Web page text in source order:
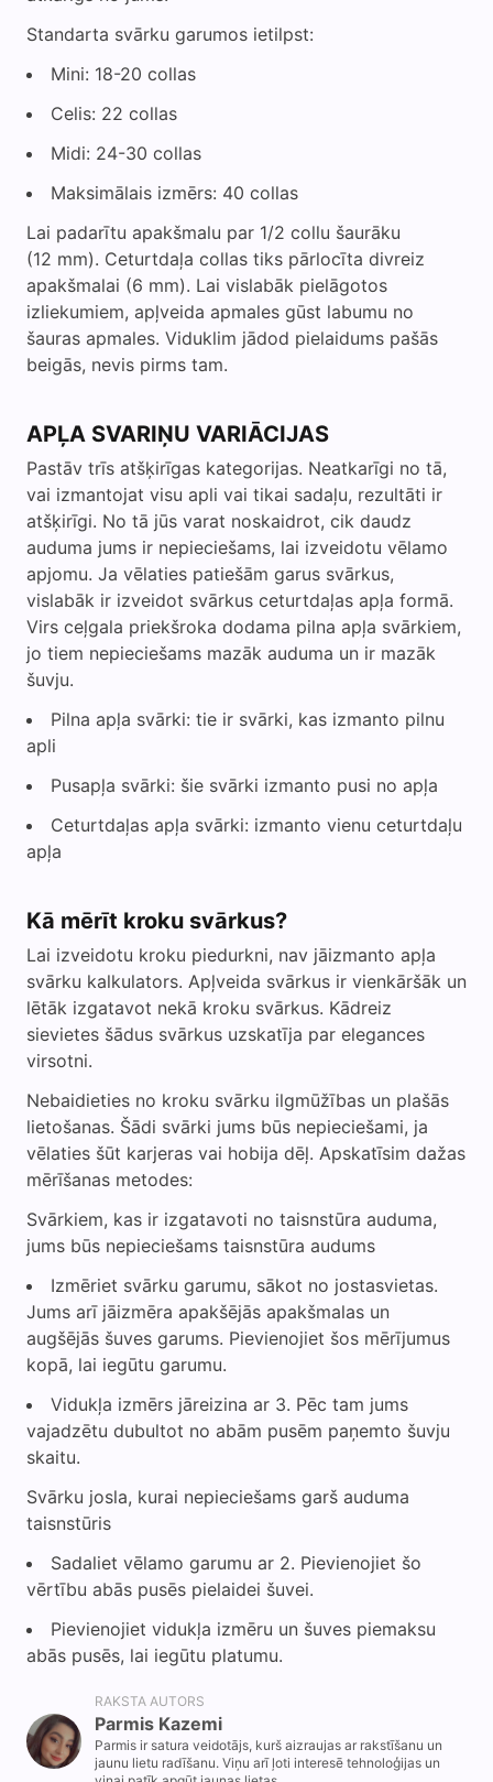
Standarta svārku garumos ietilpst:
Mini: 18-20 collas
Celis: 22 collas
Midi: 24-30 collas
Maksimālais izmērs: 40 collas
Lai padarītu apakšmalu par 1/2 collu šaurāku
(12 mm). Ceturtdaļa collas tiks pārlocīta divreiz
apakšmalai (6 mm). Lai vislabāk pielāgotos
izliekumiem, apļveida apmales gūst labumu no
šauras apmales. Viduklim jādod pielaidums pašās
beigās, nevis pirms tam.
APĻA SVARIŅU VARIĀCIJAS
Pastāv trīs atšķirīgas kategorijas. Neatkarīgi no tā,
vai izmantojat visu apli vai tikai sadaļu, rezultāti ir
atšķirīgi. No tā jūs varat noskaidrot, cik daudz
auduma jums ir nepieciešams, lai izveidotu vēlamo
apjomu. Ja vēlaties patiešām garus svārkus,
vislabāk ir izveidot svārkus ceturtdaļas apļa formā.
Virs ceļgala priekšroka dodama pilna apļa svārkiem,
jo tiem nepieciešams mazāk auduma un ir mazāk
šuvju.
Pilna apļa svārki: tie ir svārki, kas izmanto pilnu
apli
Pusapļa svārki: šie svārki izmanto pusi no apļa
Ceturtdaļas apļa svārki: izmanto vienu ceturtdaļu
apļa
Kā mērīt kroku svārkus?
Lai izveidotu kroku piedurkni, nav jāizmanto apļa
svārku kalkulators. Apļveida svārkus ir vienkāršāk un
lētāk izgatavot nekā kroku svārkus. Kādreiz
sievietes šādus svārkus uzskatīja par elegances
virsotni.
Nebaidieties no kroku svārku ilgmūžības un plašās
lietošanas. Šādi svārki jums būs nepieciešami, ja
vēlaties šūt karjeras vai hobija dēļ. Apskatīsim dažas
mērīšanas metodes:
Svārkiem, kas ir izgatavoti no taisnstūra auduma,
jums būs nepieciešams taisnstūra audums
Izmēriet svārku garumu, sākot no jostasvietas.
Jums arī jāizmēra apakšējās apakšmalas un
augšējās šuves garums. Pievienojiet šos mērījumus
kopā, lai iegūtu garumu.
Vidukļa izmērs jāreizina ar 3. Pēc tam jums
vajadzētu dubultot no abām pusēm paņemto šuvju
skaitu.
Svārku josla, kurai nepieciešams garš auduma
taisnstūris
Sadaliet vēlamo garumu ar 2. Pievienojiet šo
vērtību abās pusēs pielaidei šuvei.
Pievienojiet vidukļa izmēru un šuves piemaksu
abās pusēs, lai iegūtu platumu.
RAKSTA AUTORS
Parmis Kazemi
Parmis ir satura veidotājs, kurš aizraujas ar rakstīšanu un
jaunu lietu radīšanu. Viņu arī ļoti interesē tehnoloģijas un